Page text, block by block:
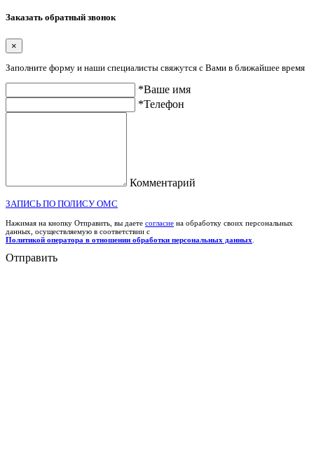
Заказать обратный звонок
×
Заполните форму и наши специалисты свяжутся с Вами в ближайшее время
*Ваше имя
*Телефон
Комментарий
ЗАПИСЬ ПО ПОЛИСУ ОМС
Нажимая на кнопку Отправить, вы даете согласие на обработку своих персональных
данных, осуществляемую в соответствии с
Политикой оператора в отношении обработки персональных данных
Отправить